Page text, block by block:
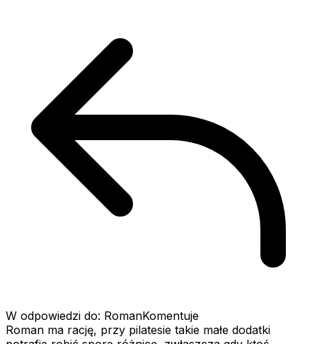
W odpowiedzi do: RomanKomentuje
Roman ma rację, przy pilatesie takie małe dodatki